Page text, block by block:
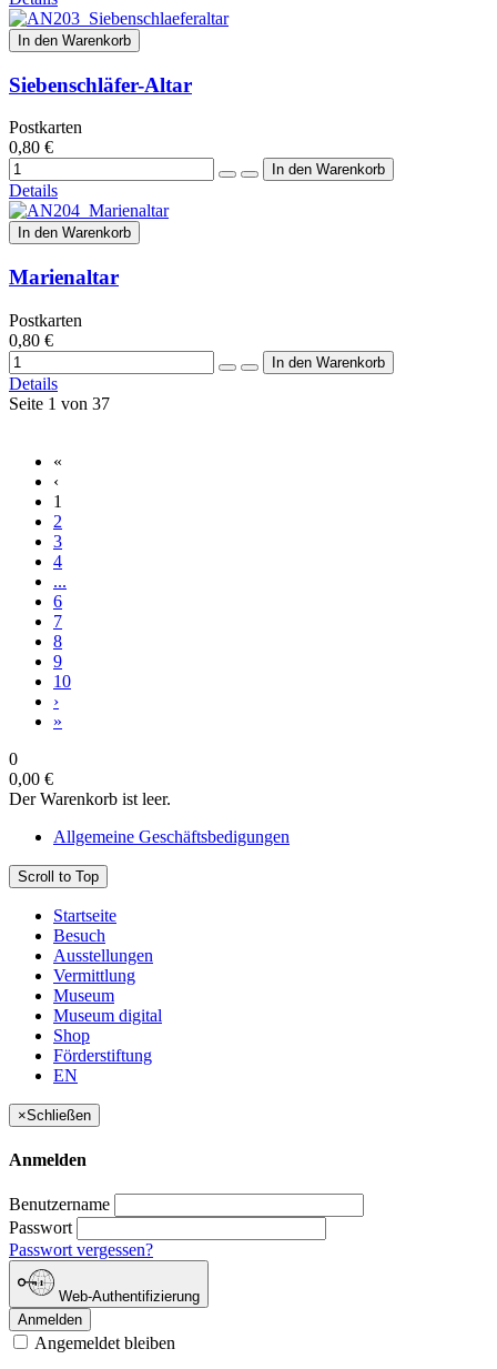
In den Warenkorb
Siebenschläfer-Altar
Postkarten
0,80 €
Details
In den Warenkorb
Marienaltar
Postkarten
0,80 €
Details
Seite 1 von 37
«
‹
1
2
3
4
...
6
7
8
9
10
›
»
0
0,00 €
Der Warenkorb ist leer.
Allgemeine Geschäftsbedigungen
Scroll to Top
Startseite
Besuch
Ausstellungen
Vermittlung
Museum
Museum digital
Shop
Förderstiftung
EN
×Schließen
Anmelden
Benutzername
Passwort
Passwort vergessen?
Web-Authentifizierung
Anmelden
Angemeldet bleiben